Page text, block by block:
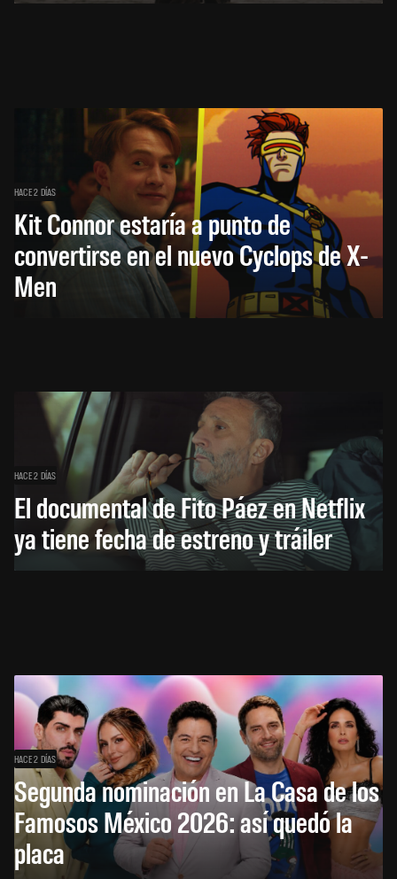
HACE 2 DÍAS
Kit Connor estaría a punto de
convertirse en el nuevo Cyclops de X-
Men
HACE 2 DÍAS
El documental de Fito Páez en Netflix
ya tiene fecha de estreno y tráiler
HACE 2 DÍAS
Segunda nominación en La Casa de los
Famosos México 2026: así quedó la
placa